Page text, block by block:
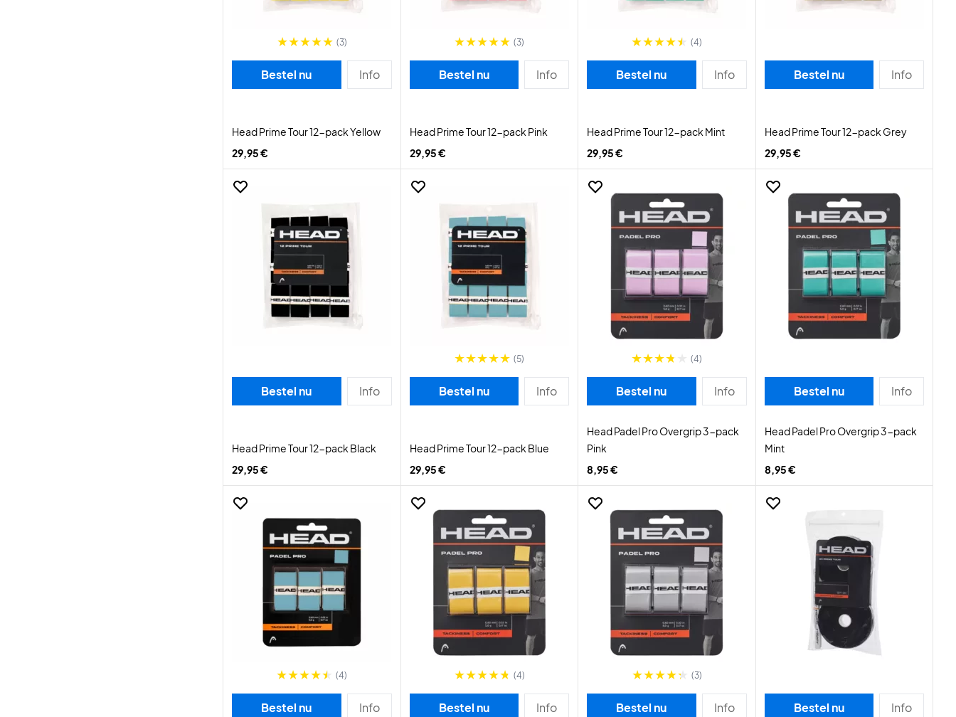
(3)
Bestel nu Info
Head Prime Tour 12-pack Yellow
29,95 €
(3)
Bestel nu Info
Head Prime Tour 12-pack Pink
29,95 €
(4)
Bestel nu Info
Head Prime Tour 12-pack Mint
29,95 €
Bestel nu Info
Head Prime Tour 12-pack Grey
29,95 €
Bestel nu Info
Head Prime Tour 12-pack Black
29,95 €
(5)
Bestel nu Info
Head Prime Tour 12-pack Blue
29,95 €
(4)
Bestel nu Info
Head Padel Pro Overgrip 3-pack
Pink
8,95 €
Bestel nu Info
Head Padel Pro Overgrip 3-pack
Mint
8,95 €
(4)
Bestel nu Info
(4)
Bestel nu Info
(3)
Bestel nu Info Bestel nu Info